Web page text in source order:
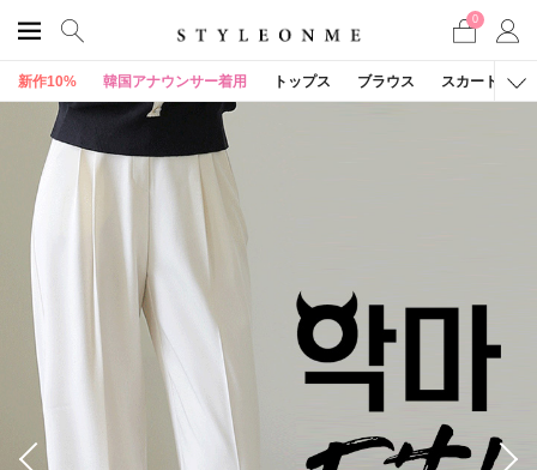
0
新作10% 韓国アナウンサー着用 トップス ブラウス スカート